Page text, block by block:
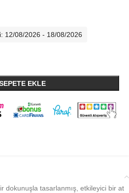
12/08/2026 - 18/08/2026
EKLE
dokunuşla tasarlanmış, etkileyici bir at